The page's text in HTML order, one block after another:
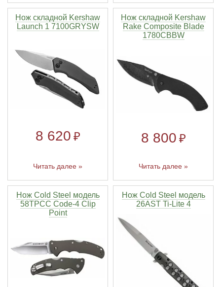
Нож складной Kershaw
Launch 1 7100GRYSW
8 620 ₽
Читать далее »
Нож складной Kershaw
Rake Composite Blade
1780CBBW
8 800 ₽
Читать далее »
Нож Cold Steel модель
58TPCC Code-4 Clip
Point
Нож Cold Steel модель
26AST Ti-Lite 4